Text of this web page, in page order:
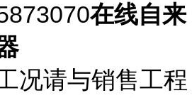
在线自来
况请与销售工程